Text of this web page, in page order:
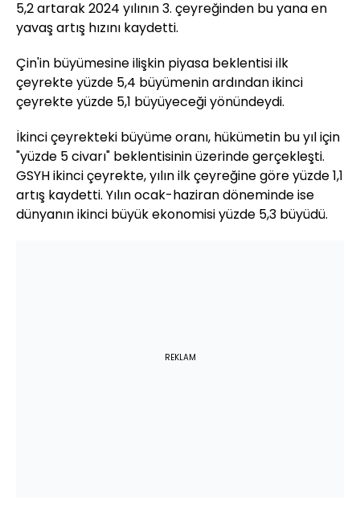
5,2 artarak 2024 yılının 3. çeyreğinden bu yana en
yavaş artış hızını kaydetti.
Çin'in büyümesine ilişkin piyasa beklentisi ilk
çeyrekte yüzde 5,4 büyümenin ardından ikinci
çeyrekte yüzde 5,1 büyüyeceği yönündeydi.
İkinci çeyrekteki büyüme oranı, hükümetin bu yıl için
"yüzde 5 civarı" beklentisinin üzerinde gerçekleşti.
GSYH ikinci çeyrekte, yılın ilk çeyreğine göre yüzde 1,1
artış kaydetti. Yılın ocak-haziran döneminde ise
dünyanın ikinci büyük ekonomisi yüzde 5,3 büyüdü.
REKLAM